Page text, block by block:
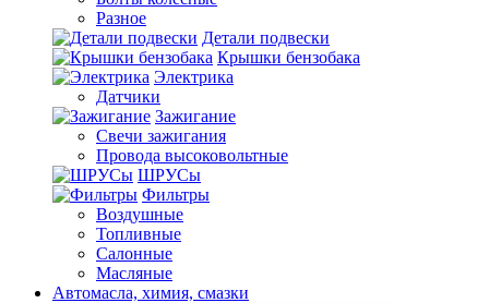
Разное
Детали подвески
Крышки бензобака
Электрика
Датчики
Зажигание
Свечи зажигания
Провода высоковольтные
ШРУСы
Фильтры
Воздушные
Топливные
Салонные
Масляные
Автомасла, химия, смазки